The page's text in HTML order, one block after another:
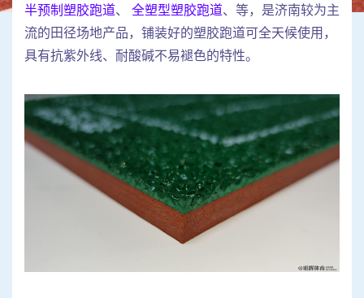
半预制塑胶跑道、 全塑型塑胶跑道、等，是济南较为主
流的田径场地产品，铺装好的塑胶跑道可全天候使用，
具有抗紫外线、耐酸碱不易褪色的特性。